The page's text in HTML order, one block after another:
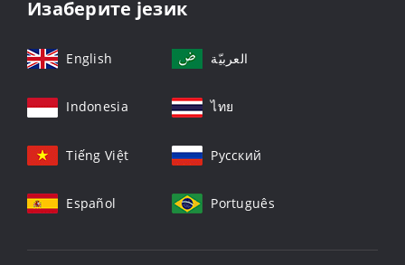
Изаберите језик
English العربيّة
Indonesia ไทย
Tiếng Việt Русский
Español Português